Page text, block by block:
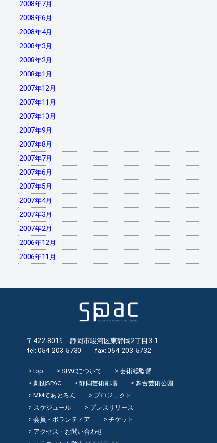
2008年7月
2008年6月
2008年4月
2008年3月
2008年2月
2008年1月
2007年12月
2007年11月
2007年10月
2007年9月
2007年8月
2007年7月
2007年6月
2007年5月
2007年4月
2007年3月
2007年2月
2006年12月
2006年11月
〒422-8019 静岡市駿河区東静岡2丁目3-1
tel: 054-203-5730 fax: 054-203-5732
top SPACについて
芸術総監督
劇団SPAC
静岡芸術劇場
舞台芸術公園
MMてあとろん
プロジェクト
スケジュール
プレスリリース
会員・ボランティア
チケット
アクセス・お問い合わせ